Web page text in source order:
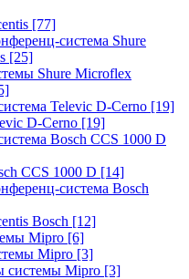
[77]
система Shure
[25]
Shure Microflex
Televic D-Cerno [19]
D-Cerno [19]
Bosch CCS 1000 D
CCS 1000 D [14]
система Bosch
Bosch [12]
Mipro [6]
Mipro [3]
системы Mipro [3]